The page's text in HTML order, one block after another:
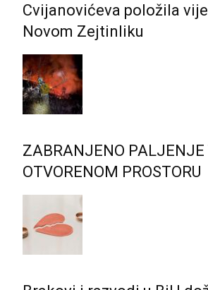
Cvijanovićeva položila
Novom Zejtinliku
ZABRANJENO PALJENJE
OTVORENOM PROSTORU